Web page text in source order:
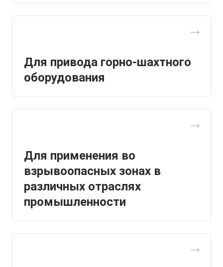
Для привода горно-шахтного
оборудования
Для применения во
взрывоопасных зонах в
различных отраслях
промышленности